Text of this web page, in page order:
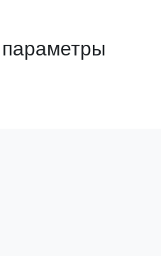
параметры